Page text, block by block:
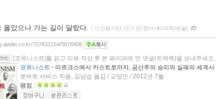
옳았으나 가는 길이 달랐다. ｌ 신간평가단 11기 [인문/사회/과학/예술]
757832154/5878408
[코뮤니스트]를 읽고 리뷰 작성 후 본 페이퍼에 먼 댓글(트랙백)을 보내주세요.
코뮤니스트 - 마르크스에서 카스트로까지, 공산주의 승리와 실패의 세계사
로버트 서비스 지음, 김남섭 옮김 / 교양인 / 2012년 7월
평점 :